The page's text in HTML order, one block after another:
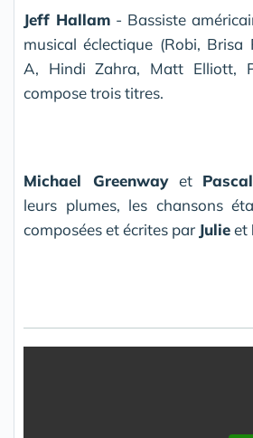
Jeff Hallam - Bassiste
musical éclectique (Robi, Brisa
A, Hindi Zahra, Matt Elliott,
compose trois titres.
Michael Greenwayet
leurs plumes, les chansons
composées et écrites par Julieet